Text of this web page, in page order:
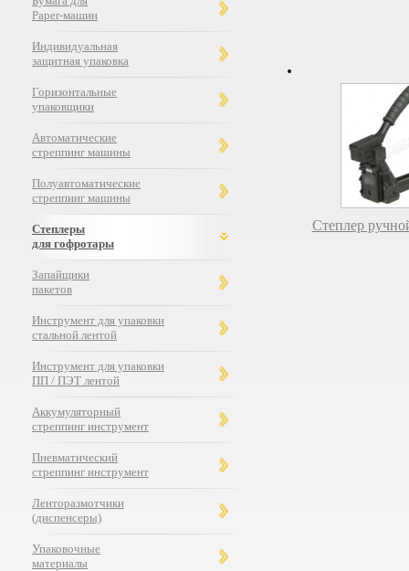
Paper-машин
Индивидуальная
защитная упаковка
Горизонтальные
упаковщики
Автоматические
стреппинг машины
Полуавтоматические
стреппинг машины
Степлеры
для гофротары
Запайщики
пакетов
Инструмент для упаковки
стальной лентой
Инструмент для упаковки
ПП / ПЭТ лентой
Аккумуляторный
стреппинг инструмент
Пневматический
стреппинг инструмент
Ленторазмотчики
(диспенсеры)
Упаковочные
материалы
Степлер